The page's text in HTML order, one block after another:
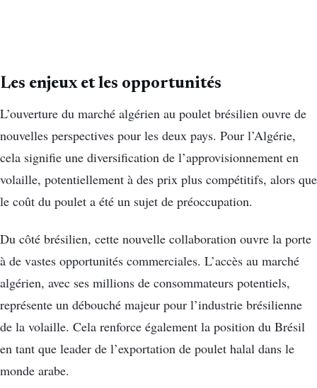
Les enjeux et les opportunités
L’ouverture du marché algérien au poulet brésilien ouvre de
nouvelles perspectives pour les deux pays. Pour l’Algérie,
cela signifie une diversification de l’approvisionnement en
volaille, potentiellement à des prix plus compétitifs, alors que
le coût du poulet a été un sujet de préoccupation.
Du côté brésilien, cette nouvelle collaboration ouvre la porte
à de vastes opportunités commerciales. L’accès au marché
algérien, avec ses millions de consommateurs potentiels,
représente un débouché majeur pour l’industrie brésilienne
de la volaille. Cela renforce également la position du Brésil
en tant que leader de l’exportation de poulet halal dans le
monde arabe.